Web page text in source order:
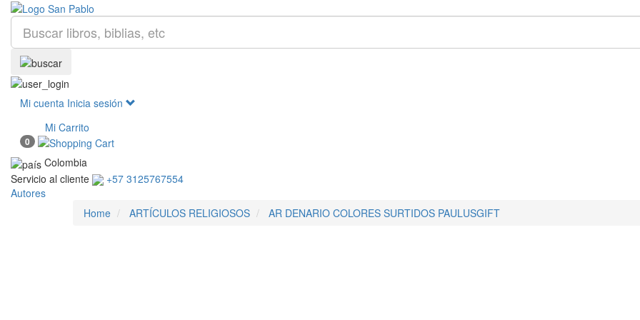
Mi cuenta Inicia sesión
Mi Carrito
0
Colombia
Servicio al cliente
+57 3125767554
Autores
Home
ARTÍCULOS RELIGIOSOS AR DENARIO COLORES SURTIDOS PAULUSGIFT